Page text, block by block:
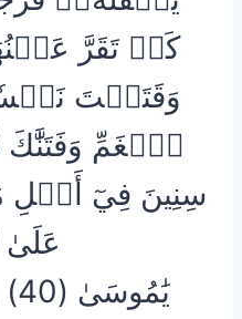
كَيۡ تَقَرَّ
وَقَتَلۡتَ
ٱلۡغَمِّ
سِنِينَ فِيٓ